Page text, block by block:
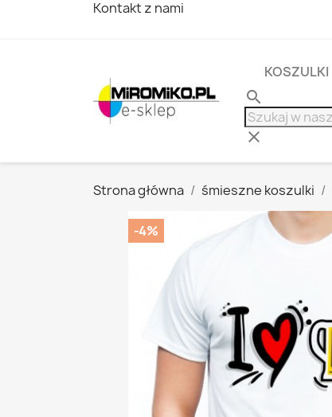
Kontakt z nami
KOSZULKI
search
clear
Strona główna śmieszne koszulki
-4%